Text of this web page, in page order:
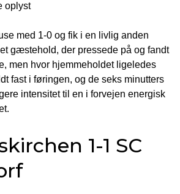
oplyst
med 1-0 og fik i en livlig anden
gæstehold, der pressede på og fandt
men hvor hjemmeholdet ligeledes
fast i føringen, og de seks minutters
intensitet til en i forvejen energisk
1-1 SC